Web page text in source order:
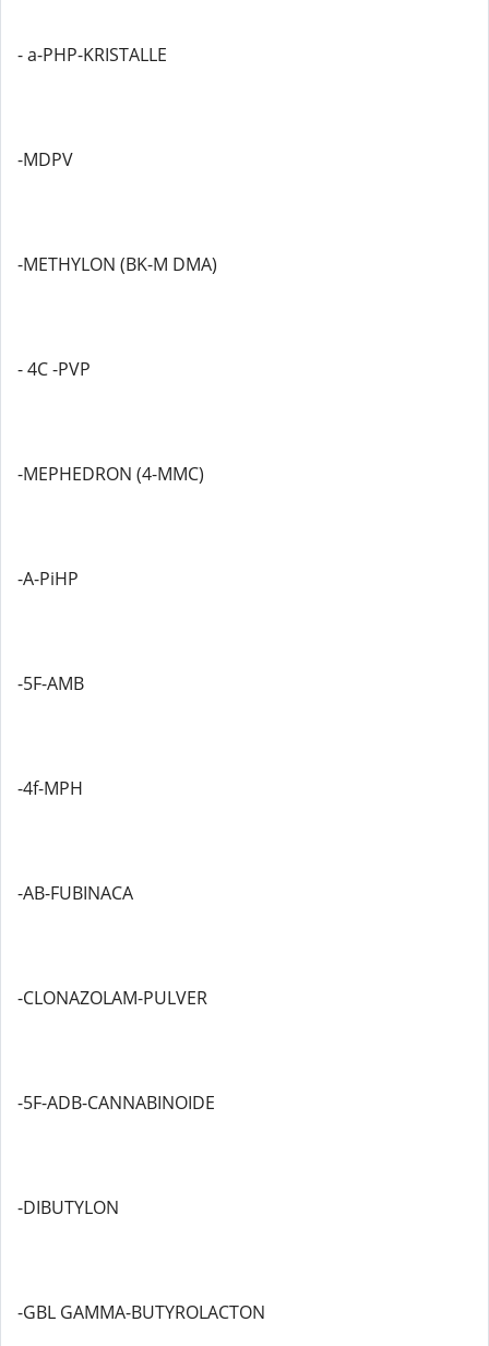
- a-PHP-KRISTALLE
-MDPV
-METHYLON (BK-M DMA)
- 4C -PVP
-MEPHEDRON (4-MMC)
-A-PiHP
-5F-AMB
-4f-MPH
-AB-FUBINACA
-CLONAZOLAM-PULVER
-5F-ADB-CANNABINOIDE
-DIBUTYLON
-GBL GAMMA-BUTYROLACTON